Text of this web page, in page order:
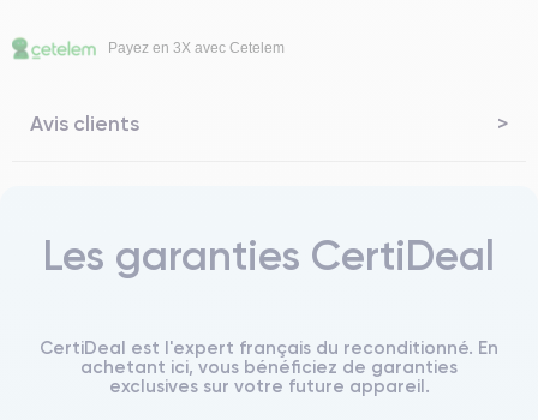
Payez en 3X avec Cetelem
Avis clients
Les garanties CertiDeal
CertiDeal est l'expert français du reconditionné. En
achetant ici, vous bénéficiez de garanties
exclusives sur votre future appareil.